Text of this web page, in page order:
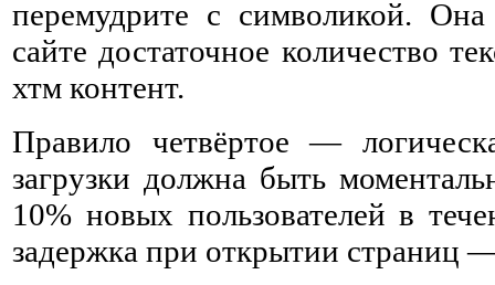
перемудрите с символикой.
сайте достаточное количество
хтм контент.
Правило четвёртое —
загрузки должна быть
10% новых пользователей в
задержка при открытии страниц